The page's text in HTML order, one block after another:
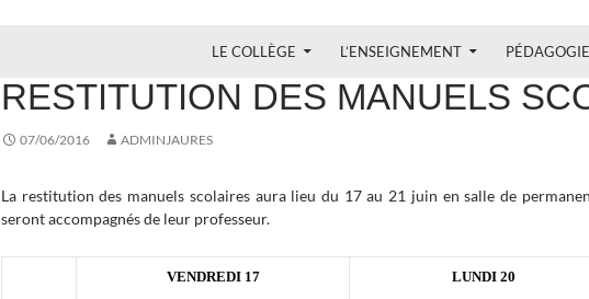
LE COLLÈGE L’ENSEIGNEMENT PÉDAGOGIE
RESTITUTION DES MANUELS
07/06/2016 ADMINJAURES
La restitution des manuels scolaires aura lieu du 17 au 21 juin en salle de
seront accompagnés de leur professeur.
VENDREDI 17 LUNDI 20